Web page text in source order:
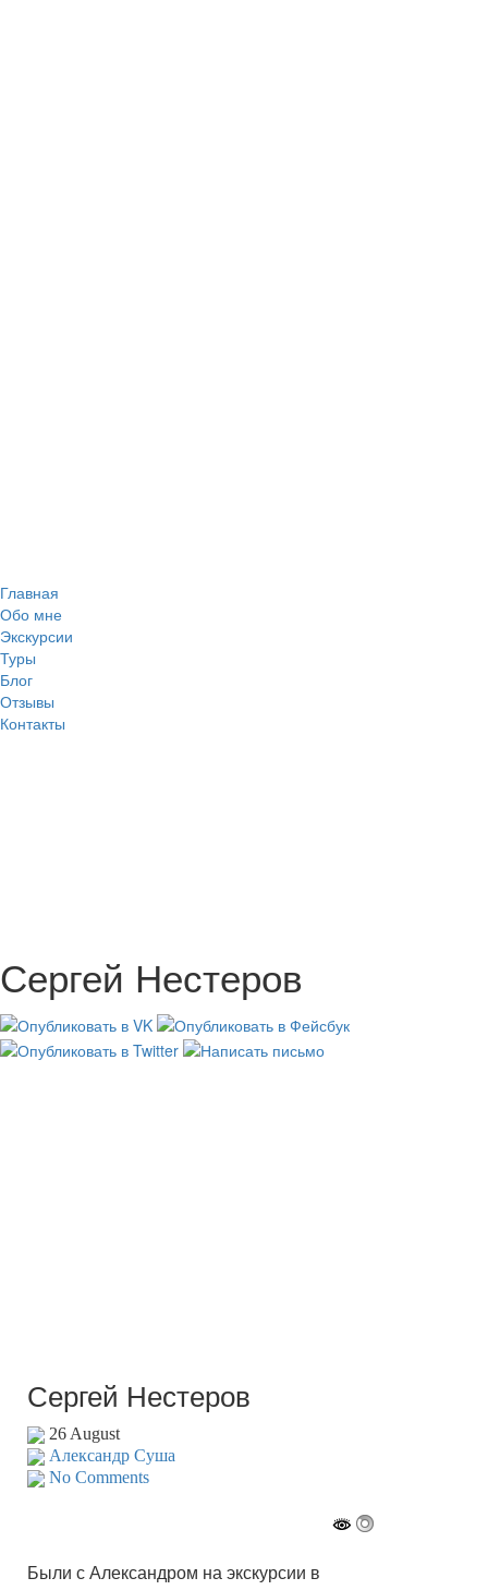
Главная
Обо мне
Экскурсии
Туры
Блог
Отзывы
Контакты
Сергей Нестеров
Сергей Нестеров
26 August
Александр Суша
No Comments
Были с Александром на экскурсии в